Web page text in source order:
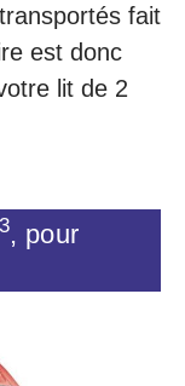
fait
est donc
lit de 2
3, pour